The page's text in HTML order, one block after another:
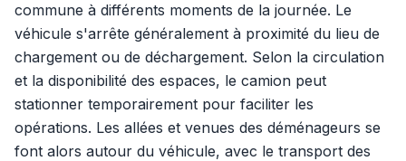
commune à différents moments de la journée. Le
véhicule s'arrête généralement à proximité du lieu de
chargement ou de déchargement. Selon la circulation
et la disponibilité des espaces, le camion peut
stationner temporairement pour faciliter les
opérations. Les allées et venues des déménageurs se
font alors autour du véhicule, avec le transport des